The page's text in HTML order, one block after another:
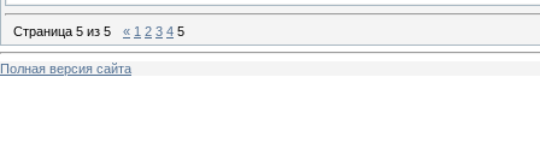
Страница 5 из 5 « 1 2 3 4 5
Полная версия сайта